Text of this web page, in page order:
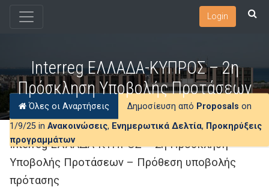
Login
Interreg ΕΛΛΑΔΑ-ΚΥΠΡΟΣ – 2η
Πρόσκληση Υποβολής Προτάσεων
Όλες οι Αναρτήσεις Δημοσίευση από Proposals on
1/9/25 in Ανακοινώσεις, Ενημερωτικά Δελτία, Προκηρύξεις
προγραμμάτων
Interreg ΕΛΛΑΔΑ-ΚΥΠΡΟΣ – 2η Πρόσκληση
Υποβολής Προτάσεων – Πρόθεση υποβολής
πρότασης